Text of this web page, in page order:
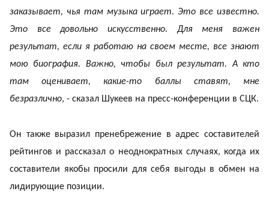
заказывает, чья там музыка играет. Это все известно.
Это все довольно искусственно. Для меня важен
результат, если я работаю на своем месте, все знают
мою биография. Важно, чтобы был результат. А кто
там оценивает, какие-то баллы ставят, мне
безразлично, - сказал Шукеев на пресс-конференции в СЦК.
Он также выразил пренебрежение в адрес составителей
рейтингов и рассказал о неоднократных случаях, когда их
составители якобы просили для себя выгоды в обмен на
лидирующие позиции.